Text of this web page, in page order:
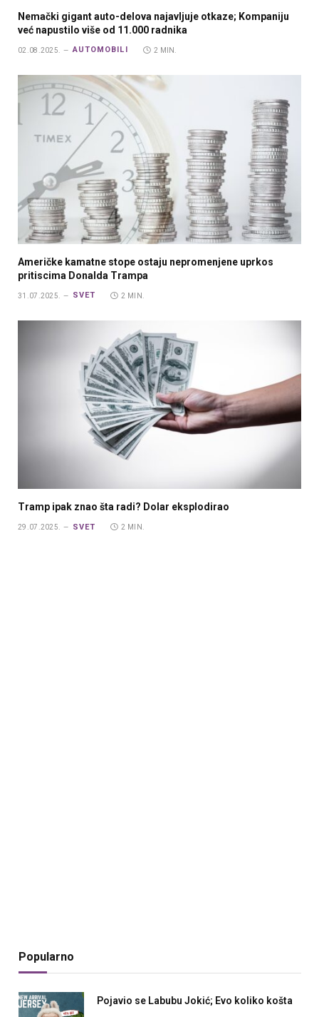
Nemački gigant auto-delova najavljuje otkaze; Kompaniju
već napustilo više od 11.000 radnika
02.08.2025. AUTOMOBILI 2 MIN.
Američke kamatne stope ostaju nepromenjene uprkos
pritiscima Donalda Trampa
31.07.2025. SVET 2 MIN.
Tramp ipak znao šta radi? Dolar eksplodirao
29.07.2025. SVET 2 MIN.
Popularno
Pojavio se Labubu Jokić; Evo koliko košta